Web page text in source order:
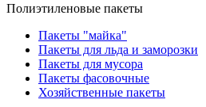
Полиэтиленовые пакеты
Пакеты "майка"
Пакеты для льда и заморозки
Пакеты для мусора
Пакеты фасовочные
Хозяйственные пакеты